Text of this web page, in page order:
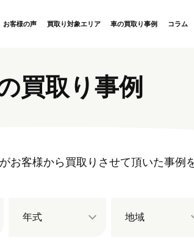
お客様の声 買取り対象エリア 車の買取り事例 コラム
買取り事例
お客様から買取りさせて頂いた事例
年式 地域